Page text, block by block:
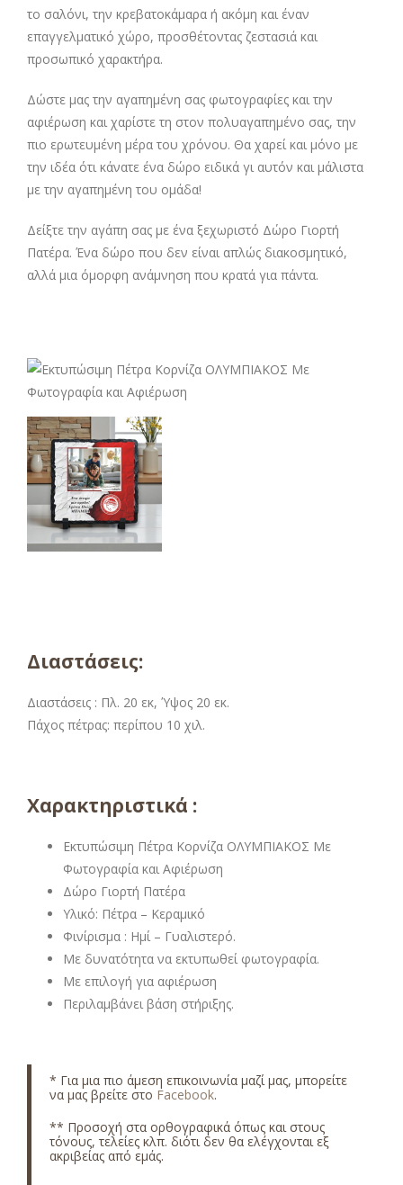
το σαλόνι, την κρεβατοκάμαρα ή ακόμη και έναν
επαγγελματικό χώρο, προσθέτοντας ζεστασιά και
προσωπικό χαρακτήρα.
Δώστε μας την αγαπημένη σας φωτογραφίες και την
αφιέρωση και χαρίστε τη στον πολυαγαπημένο σας, την
πιο ερωτευμένη μέρα του χρόνου. Θα χαρεί και μόνο με
την ιδέα ότι κάνατε ένα δώρο ειδικά γι αυτόν και μάλιστα
με την αγαπημένη του ομάδα!
Δείξτε την αγάπη σας με ένα ξεχωριστό Δώρο Γιορτή
Πατέρα. Ένα δώρο που δεν είναι απλώς διακοσμητικό,
αλλά μια όμορφη ανάμνηση που κρατά για πάντα.
Διαστάσεις:
Διαστάσεις : Πλ. 20 εκ, Ύψος 20 εκ.
Πάχος πέτρας: περίπου 10 χιλ.
Χαρακτηριστικά :
Εκτυπώσιμη Πέτρα Κορνίζα ΟΛΥΜΠΙΑΚΟΣ Με
Φωτογραφία και Αφιέρωση
Δώρο Γιορτή Πατέρα
Υλικό: Πέτρα – Κεραμικό
Φινίρισμα : Ημί – Γυαλιστερό.
Με δυνατότητα να εκτυπωθεί φωτογραφία.
Με επιλογή για αφιέρωση
Περιλαμβάνει βάση στήριξης.
* Για μια πιο άμεση επικοινωνία μαζί μας, μπορείτε
να μας βρείτε στο Facebook.
** Προσοχή στα ορθογραφικά όπως και στους
τόνους, τελείες κλπ. διότι δεν θα ελέγχονται εξ
ακριβείας από εμάς.